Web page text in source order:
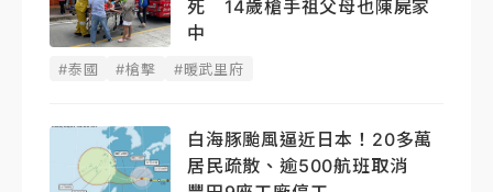
死 14歲槍手祖父母也陳屍家
中
#泰國 #槍擊 #暖武里府
白海豚颱風逼近日本！20多萬
居民疏散、逾500航班取消